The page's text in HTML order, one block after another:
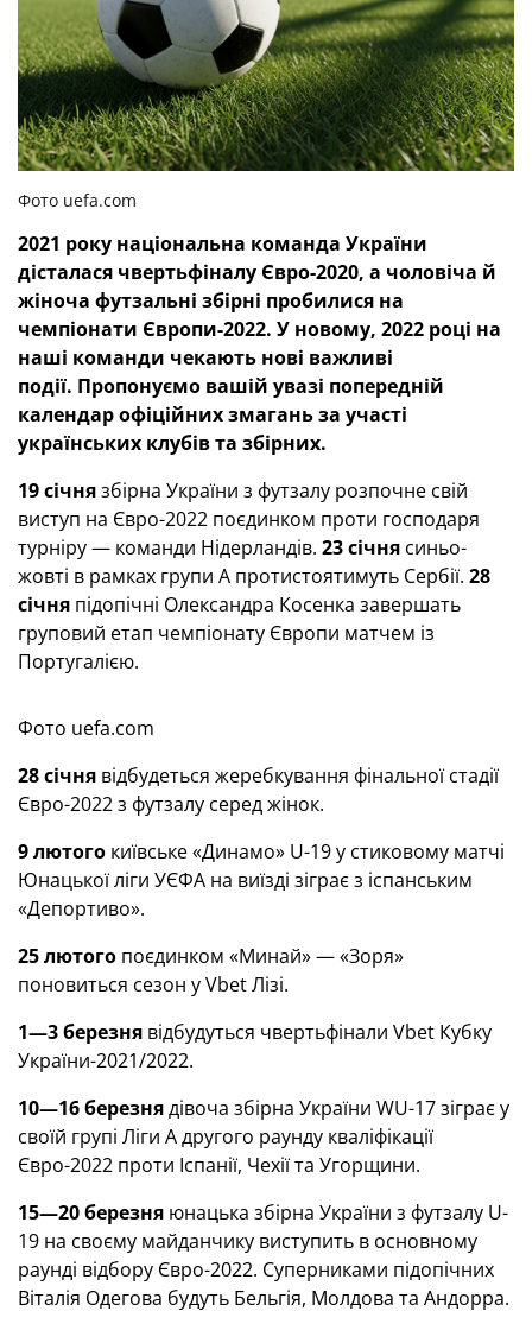
Фото uefa.com
2021 року національна команда України
дісталася чвертьфіналу Євро-2020, а чоловіча й
жіноча футзальні збірні пробилися на
чемпіонати Європи-2022. У новому, 2022 році на
наші команди чекають нові важливі
події. Пропонуємо вашій увазі попередній
календар офіційних змагань за участі
українських клубів та збірних.
19 січнязбірна України з футзалу розпочне свій
виступ на Євро-2022 поєдинком проти господаря
турніру — команди Нідерландів. 23 січня синьо-
жовті в рамках групи А протистоятимуть Сербії. 28
січня підопічні Олександра Косенка завершать
груповий етап чемпіонату Європи матчем із
Португалією.
Фото uefa.com
28 січня відбудеться жеребкування фінальної стадії
Євро-2022 з футзалу серед жінок.
9 лютого київське «Динамо» U-19 у стиковому матчі
Юнацької ліги УЄФА на виїзді зіграє з іспанським
«Депортиво».
25 лютого поєдинком «Минай» — «Зоря»
поновиться сезон у Vbet Лізі.
1—3 березня відбудуться чвертьфінали Vbet Кубку
України-2021/2022.
10—16 березнядівоча збірна України WU-17 зіграє у
своїй групі Ліги А другого раунду кваліфікації
Євро-2022 проти Іспанії, Чехії та Угорщини.
15—20 березня юнацька збірна України з футзалу U-
19 на своєму майданчику виступить в основному
раунді відбору Євро-2022. Суперниками підопічних
Віталія Одегова будуть Бельгія, Молдова та Андорра.